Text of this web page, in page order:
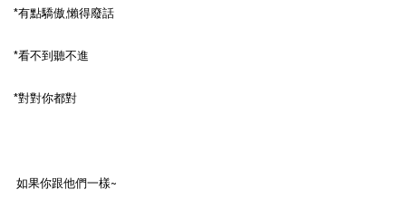
*有點驕傲,懶得廢話
*看不到聽不進
*對對你都對
如果你跟他們一樣~